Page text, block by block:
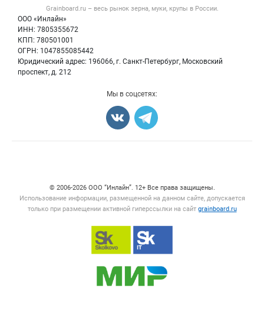
Grainboard.ru – весь рынок зерна, муки, крупы в России.
ООО «Инлайн»
ИНН: 7805355672
КПП: 780501001
ОГРН: 1047855085442
Юридический адрес: 196066, г. Санкт-Петербург, Московский
проспект, д. 212
Политика обработки персональных данных
Мука
Мы в соцсетях:
© 2006‑2026 ООО “Инлайн”. 12+ Все права защищены.
Использование информации, размещенной на данном сайте, допускается
только при размещении активной гиперссылки на сайт grainboard.ru